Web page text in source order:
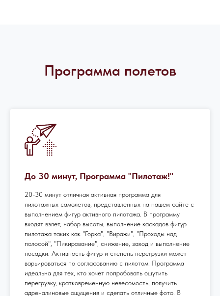
Программа полетов
До 30 минут, Программа "Пилотаж!"
20-30 минут отличная активная программа для
пилотажных самолетов, представленных на нашем сайте с
выполнением фигур активного пилотажа. В программу
входят взлет, набор высоты, выполнение каскадов фигур
пилотажа таких как "Горка", "Виражи", "Проходы над
полосой", "Пикирование", снижение, заход и выполнение
посадки. Активность фигур и степень перегрузки может
варьироваться по согласованию с пилотом. Программа
идеальна для тех, кто хочет попробовать ощутить
перегрузку, кратковременную невесомость, получить
адреналиновые ощущения и сделать отличные фото. В